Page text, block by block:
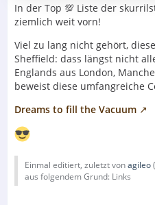
In der Top 💯 Liste der
ziemlich weit vorn!
Viel zu lang nicht gehört,
Sheffield: dass längst nicht
Englands aus London,
beweist diese umfangreiche
Dreams to fill the Vacuum
Einmal editiert, zuletzt vonagileo(
aus folgendem Grund: Links